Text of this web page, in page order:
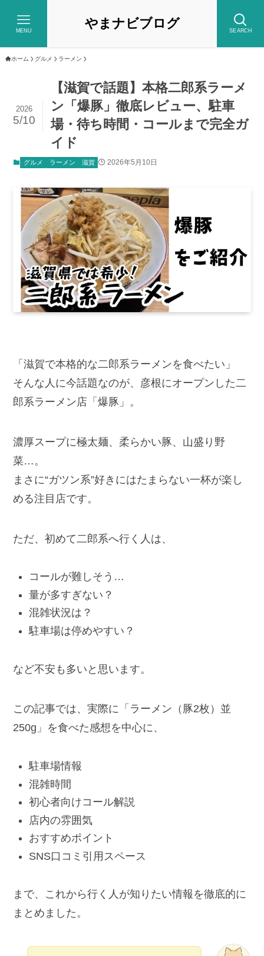
やまナビブログ SEARCH
MENU
ホーム グルメ ラーメン
【滋賀で話題】本格二郎系ラーメ
ン「爆豚」徹底レビュー、駐車
場・待ち時間・コールまで完全ガ
イド
2026
5/10
グルメ ラーメン 滋賀 2026年5月10日
「滋賀で本格的な二郎系ラーメンを食べたい」
そんな人に今話題なのが、彦根にオープンした二
郎系ラーメン店「爆豚」。
濃厚スープに極太麺、柔らかい豚、山盛り野
菜…。
まさに“ガツン系”好きにはたまらない一杯が楽し
める注目店です。
ただ、初めて二郎系へ行く人は、
コールが難しそう…
量が多すぎない？
混雑状況は？
駐車場は停めやすい？
など不安も多いと思います。
この記事では、実際に「ラーメン（豚2枚）並
250g」を食べた感想を中心に、
駐車場情報
混雑時間
初心者向けコール解説
店内の雰囲気
おすすめポイント
SNS口コミ引用スペース
まで、これから行く人が知りたい情報を徹底的に
まとめました。